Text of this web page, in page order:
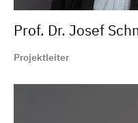
Prof. Dr. Josef
Projektleiter